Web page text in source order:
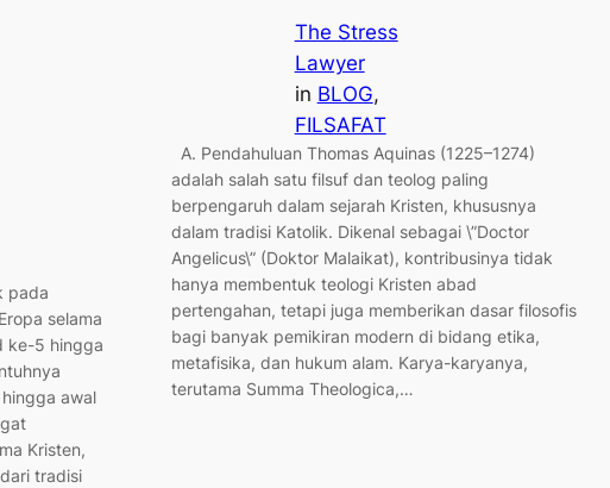
pada
selama
ke-5 hingga
awal
Kristen,
tradisi
The Stress
Lawyer
in BLOG
FILSAFAT
A. Pendahuluan Thomas Aquinas (1225–1274)
adalah salah satu filsuf dan teolog paling
berpengaruh dalam sejarah Kristen, khususnya
dalam tradisi Katolik. Dikenal sebagai \”Doctor
Angelicus\” (Doktor Malaikat), kontribusinya tidak
hanya membentuk teologi Kristen abad
pertengahan, tetapi juga memberikan dasar filosofis
bagi banyak pemikiran modern di bidang etika,
metafisika, dan hukum alam. Karya-karyanya,
terutama Summa Theologica,…